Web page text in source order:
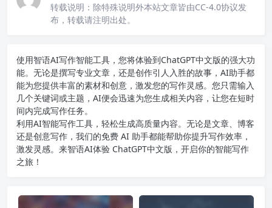
转载说明： 除特殊说明外本站文章皆由CC-4.0协议发
布，转载请注明出处。
使用智语AI写作智能工具，您将体验到ChatGPT中文版的强大功
能。无论是撰写专业文章，还是创作引人入胜的故事，AI助手都
能为您提供丰富的素材和创意，激发您的写作灵感。您只需输入
几个关键词或主题，AI便会迅速为您生成相关内容，让您在短时
间内完成写作任务。
利用AI智能写作工具，轻松生成高质量内容。无论是文章、博客
还是创意写作，我们的免费 AI 助手都能帮助你提升写作效率，
激发灵感。来智语AI体验 ChatGPT中文版 ，开启你的智能写作
之旅！